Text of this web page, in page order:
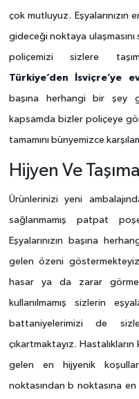
çok mutluyuz. Eşyalarınızın
gideceği noktaya ulaşmasını
poliçemizi sizlere
Türkiye’den İsviçre’ye
başına herhangi bir şey
kapsamda bizler poliçeye
tamamını bünyemizce
Hijyen Ve Taşıma
Ürünlerinizi yeni
sağlanmamış patpat
Eşyalarınızın başına
gelen özeni
hasar ya da zarar
kullanılmamış sizlerin
battaniyelerimizi de
çıkartmaktayız.
gelen en hijyenik
noktasından b noktasına